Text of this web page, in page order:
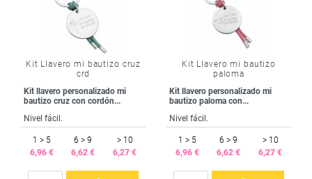
Kit Llavero mi bautizo cruz
crd
Kit llavero personalizado mi
bautizo cruz con cordón...
Nivel fácil.
1 > 5
6,96 €
6 > 9
6,62 €
> 10
6,27 €
Kit Llavero mi bautizo
paloma
Kit llavero personalizado mi
bautizo paloma con...
Nivel fácil.
1 > 5
6,96 €
6 > 9
6,62 €
> 10
6,27 €